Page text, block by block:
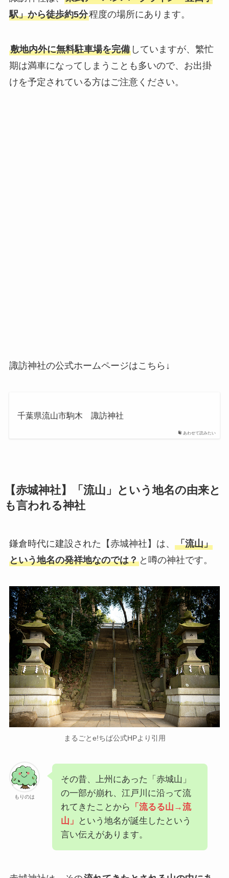
駅」から徒歩約5分程度の場所にあります。
敷地内外に無料駐車場を完備していますが、繁忙
期は満車になってしまうことも多いので、お出掛
けを予定されている方はご注意ください。
諏訪神社の公式ホームページはこちら↓
あわせて読みたい
千葉県流山市駒木 諏訪神社
【赤城神社】「流山」という地名の由来と
も言われる神社
鎌倉時代に建設された【赤城神社】は、 「流山」
という地名の発祥地なのでは？と噂の神社です。
まるごとe!ちば公式HPより引用
もりのは
その昔、上州にあった「赤城山」
の一部が崩れ、江戸川に沿って流
れてきたことから
「流るる山→流
山」
という地名が誕生したという
言い伝えがあります。